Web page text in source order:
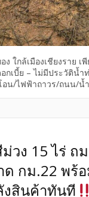
ใกล้เมืองเชียงราย เ
กเบี้ย – ไม่มีประวัติน้
น/ไฟฟ้าถาวร/ถนน/น้ำ
เก็นถนนบายพาสเพียง
พียง 6 ก.ม – ห่างจากถน
70 ตร.ว เพียง 4×××××
วง 15 ไร่ ถ
ด กม.22 พร้
งสินค้าทันที